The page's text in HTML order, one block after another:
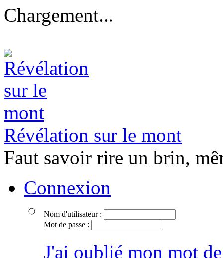
Chargement...
Révélation sur le mont
Faut savoir rire un brin,
Connexion
Nom d'utilisateur :
Mot de passe :
J'ai oublié mon mot de